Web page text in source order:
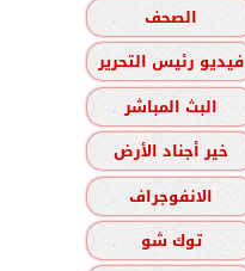
الصحف
فيديو رئيس التحرير
البث المباشر
خير أجناد الأرض
الانفوجراف
توك شو